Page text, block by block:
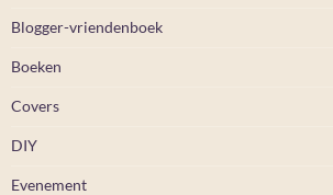
Blogger-vriendenboek
Boeken
Covers
DIY
Evenement